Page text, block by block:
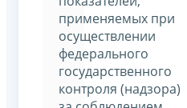
применяемых при
осуществлении
федерального
государственного
контроля (надзора)